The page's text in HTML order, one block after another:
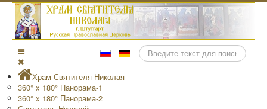
Поиск
Храм Святителя Николая
360° x 180° Панорама-1
360° x 180° Панорама-2